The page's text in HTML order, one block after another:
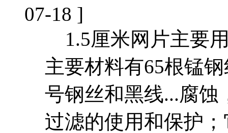
07-18 ]
1.5厘米网片主要
主要材料有65根锰
号钢丝和黑线...腐蚀
过滤的使用和保护